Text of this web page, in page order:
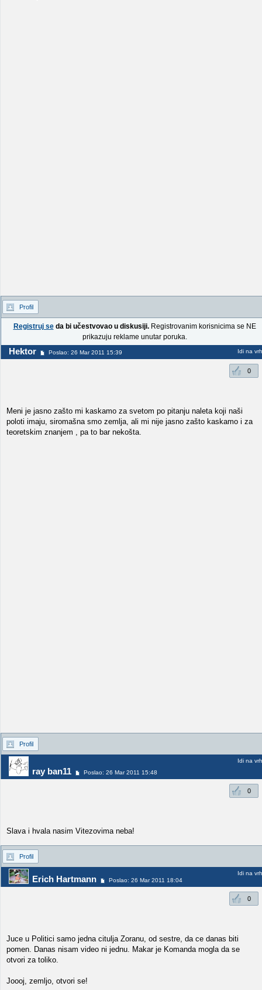
Profil
Registruj seda bi učestvovao u diskusiji.Registrovanim korisnicima se NE
prikazuju reklame unutar poruka.
Hektor Poslao: 26 Mar 2011 15:39 Idi na vrh
0
Meni je jasno zašto mi kaskamo za svetom po pitanju naleta koji naši
poloti imaju, siromašna smo zemlja, ali mi nije jasno zašto kaskamo i za
teoretskim znanjem , pa to bar nekošta.
Profil
ray ban11 Poslao: 26 Mar 2011 15:48
Idi na vrh
0
Slava i hvala nasim Vitezovima neba!
Profil
Erich Hartmann Poslao: 26 Mar 2011 18:04
Idi na vrh
0
Juce u Politici samo jedna citulja Zoranu, od sestre, da ce danas biti
pomen. Danas nisam video ni jednu. Makar je Komanda mogla da se
otvori za toliko.
Joooj, zemljo, otvori se!